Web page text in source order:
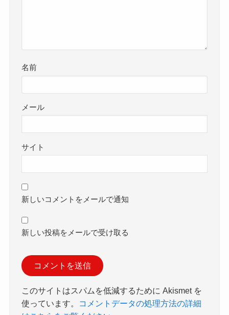
名前
メール
サイト
新しいコメントをメールで通知
新しい投稿をメールで受け取る
このサイトはスパムを低減するために Akismet を
使っています。
コメントデータの処理方法の詳細